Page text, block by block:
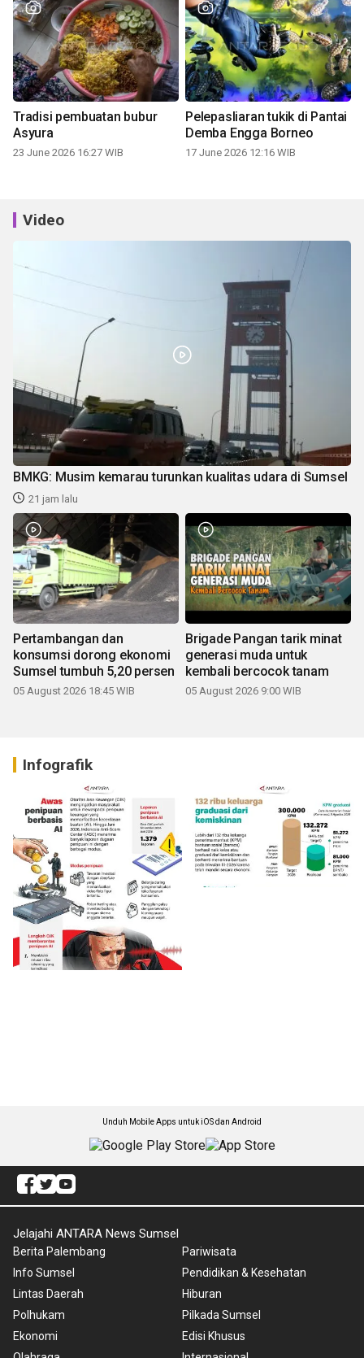
Tradisi pembuatan bubur
Asyura
23 June 2026 16:27 WIB
Pelepasliaran tukik di Pantai
Demba Engga Borneo
17 June 2026 12:16 WIB
Video
BMKG: Musim kemarau turunkan kualitas udara di Sumsel
21 jam lalu
Pertambangan dan
konsumsi dorong ekonomi
Sumsel tumbuh 5,20 persen
05 August 2026 18:45 WIB
Brigade Pangan tarik minat
generasi muda untuk
kembali bercocok tanam
05 August 2026 9:00 WIB
Infografik
Unduh Mobile Apps untuk iOS dan Android
Jelajahi ANTARA News Sumsel
Berita Palembang
Info Sumsel
Lintas Daerah
Polhukam
Ekonomi
Pariwisata
Pendidikan & Kesehatan
Hiburan
Pilkada Sumsel
Edisi Khusus